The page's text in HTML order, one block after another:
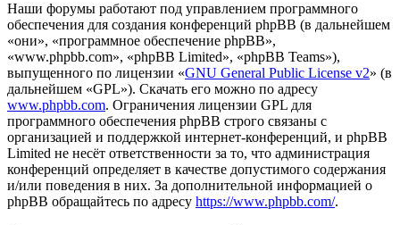
Наши форумы работают под управлением программного
обеспечения для создания конференций phpBB (в дальнейшем
«они», «программное обеспечение phpBB»,
«www.phpbb.com», «phpBB Limited», «phpBB Teams»),
выпущенного по лицензии «GNU General Public License v2» (в
дальнейшем «GPL»). Скачать его можно по адресу
www.phpbb.com. Ограничения лицензии GPL для
программного обеспечения phpBB строго связаны с
организацией и поддержкой интернет-конференций, и phpBB
Limited не несёт ответственности за то, что администрация
конференций определяет в качестве допустимого содержания
и/или поведения в них. За дополнительной информацией о
phpBB обращайтесь по адресу https://www.phpbb.com/.